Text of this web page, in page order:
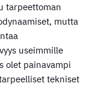
tarpeettoman
mutta
useimmille
olet painavampi
tekniset